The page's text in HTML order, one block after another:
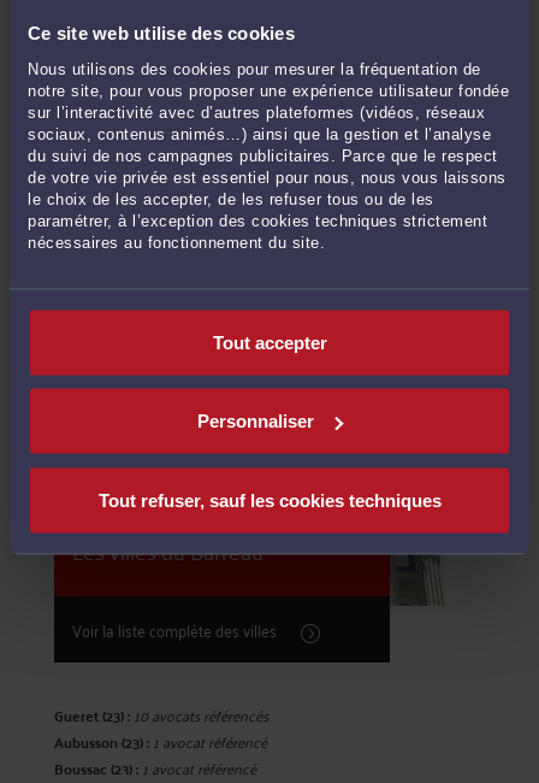
Ce site web utilise des cookies
Nous utilisons des cookies pour mesurer la fréquentation de
notre site, pour vous proposer une expérience utilisateur fondée
sur l’interactivité avec d’autres plateformes (vidéos, réseaux
sociaux, contenus animés…) ainsi que la gestion et l’analyse
du suivi de nos campagnes publicitaires. Parce que le respect
de votre vie privée est essentiel pour nous, nous vous laissons
le choix de les accepter, de les refuser tous ou de les
paramétrer, à l’exception des cookies techniques strictement
nécessaires au fonctionnement du site.
Tout accepter
Personnaliser
Tout refuser, sauf les cookies techniques
Droit immobilier, baux, construction, voisinage
Droit du travail et droit de la sécurité sociale
Droit des affaires, des contrats, et des sociétés commerciales
Droit des assurances, du dommage corporel et de la santé
Droit pénal, droit routier et droit des étrangers
Droit public, urbanisme et droit de l'environnement
Procédure civile, procédure d'appel
Les villes du Barreau
Voir la liste complète des villes
Gueret (23) : 10 avocats référencés
Aubusson (23) : 1 avocat référencé
Boussac (23) : 1 avocat référencé